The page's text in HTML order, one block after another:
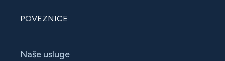
POVEZNICE
Naše usluge